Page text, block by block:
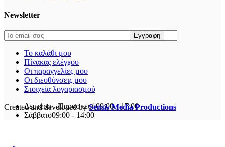
Newsletter
Το καλάθι μου
Πίνακας ελέγχου
Οι παραγγελίες μου
Οι διευθύνσεις μου
Στοιχεία λογαριασμού
Δευτέρα - Παρασκευή09:00 - 17:00
Σάββατο09:00 - 14:00
Created and developed bySensis Media Productions